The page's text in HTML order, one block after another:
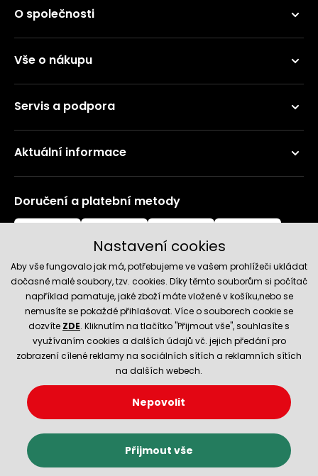
O společnosti
Vše o nákupu
Servis a podpora
Aktuální informace
Doručení a platební metody
Spolehlivý obchod
© 2026 Hecht.cz
Nastavení cookies
Obchodní podmínky
E-shop vytvořila a technicky zajišťujeSIMPLIA.cz
Nastavení cookies
Aby vše fungovalo jak má, potřebujeme ve vašem prohlížeči ukládat
dočasně malé soubory, tzv. cookies. Díky těmto souborům si počítač
například pamatuje, jaké zboží máte vložené v košíku,nebo se
nemusíte se pokaždé přihlašovat. Více o souborech cookie se
dozvíte ZDE. Kliknutím na tlačítko "Přijmout vše", souhlasíte s
využívaním cookies a dalších údajů vč. jejich předání pro
zobrazení cílené reklamy na sociálních sítích a reklamních sítích
na dalších webech.
Nepovolit
Přijmout vše